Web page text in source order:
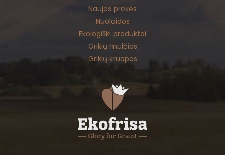
Naujos prekės
Nuolaidos
Ekologiški produktai
Grikių mulčias
Grikių kruopos